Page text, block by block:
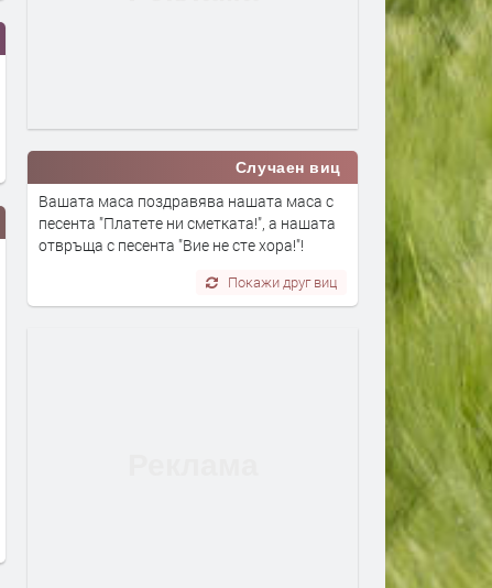
Първите бели щъркели
Случаен виц
Вашата маса поздравява нашата маса с
песента "Платете ни сметката!", a нашата
отвръща с песента "Вие не сте хора!"!
Покажи друг виц